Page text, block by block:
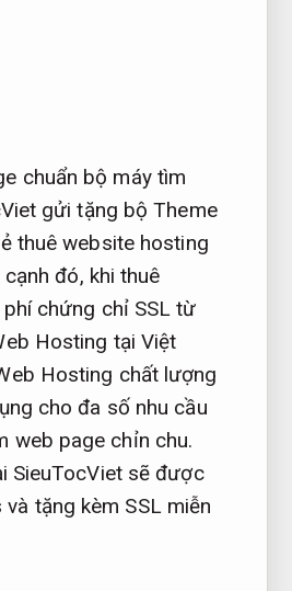
chuẩn bộ máy tìm
gửi tặng bộ Theme
thuê website hosting
đó, khi thuê
chứng chỉ SSL từ
Hosting tại Việt
Hosting chất lượng
cho đa số nhu cầu
web page chỉn chu.
SieuTocViet sẽ được
tặng kèm SSL miễn